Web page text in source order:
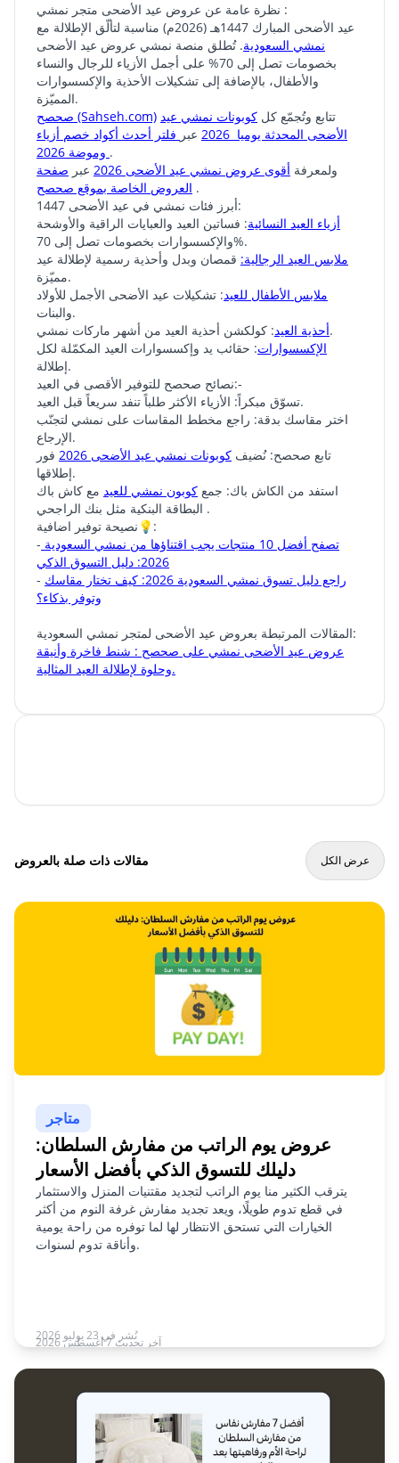
نظرة عامة عن عروض عيد الأضحى متجر نمشي :
عيد الأضحى المبارك 1447هـ (2026م) مناسبة لتألّق الإطلالة مع
نمشي السعودية. تُطلق منصة نمشي عروض عيد الأضحى
بخصومات تصل إلى 70% على أجمل الأزياء للرجال والنساء
والأطفال، بالإضافة إلى تشكيلات الأحذية والإكسسوارات
المميّزة.
صحصح (Sahseh.com)
تتابع وتُجمّع كل كوبونات نمشي عيد
الأضحى المحدثة يوميا 2026
عبر فلتر أحدث أكواد خصم أزياء
.
ولمعرفة أقوى عروض نمشي عيد الأضحى 2026 عبر صفحة
العروض الخاصة بموقع صحصح .
أبرز فئات نمشي في عيد الأضحى 1447:
أزياء العيد النسائية: فساتين العيد والعبايات الراقية والأوشحة
والإكسسوارات بخصومات تصل إلى 70%.
ملابس العيد الرجالية: قمصان وبدل وأحذية رسمية لإطلالة عيد
مميّزة.
ملابس الأطفال للعيد: تشكيلات عيد الأضحى الأجمل للأولاد
والبنات.
أحذية العيد: كولكشن أحذية العيد من أشهر ماركات نمشي.
الإكسسوارات: حقائب يد وإكسسوارات العيد المكمّلة لكل
إطلالة.
نصائح صحصح للتوفير الأقصى في العيد:-
تسوّق مبكراً: الأزياء الأكثر طلباً تنفد سريعاً قبل العيد.
اختر مقاسك بدقة: راجع مخطط المقاسات على نمشي لتجنّب
الإرجاع.
تابع صحصح: نُضيف كوبونات نمشي عيد الأضحى 2026
فور
إطلاقها.
استفد من الكاش باك: جمع كوبون نمشي للعيد مع كاش باك
البطاقة البنكية مثل بنك الراجحي .
نصيحة توفير اضافية💡:
-
2026: دليل التسوق الذكي
- راجع دليل تسوق نمشي السعودية 2026: كيف تختار مقاسك
وتوفر بذكاء؟
المقالات المرتبطة بعروض عيد الأضحى لمتجر نمشي السعودية:
عروض عيد الأضحى نمشي على صحصح : شنط فاخرة وأنيقة
وحلوة لإطلالة العيد المثالية.
مقالات ذات صلة بالعروض عرض الكل
متاجر
عروض يوم الراتب من مفارش السلطان:
دليلك للتسوق الذكي بأفضل الأسعار
يترقب الكثير منا يوم الراتب لتجديد مقتنيات المنزل والاستثمار
في قطع تدوم طويلًا، ويعد تجديد مفارش غرفة النوم من أكثر
الخيارات التي تستحق الانتظار لها لما توفره من راحة يومية
وأناقة تدوم لسنوات.
نُشر في 23 يوليو 2026
آخر تحديث 7 أغسطس 2026